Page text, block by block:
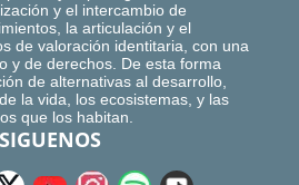
y el intercambio de
la articulación y el
de valoración identitaria, con una
y de derechos. De esta forma
de alternativas al desarrollo,
la vida, los ecosistemas, y las
que los habitan.
SIGUENOS